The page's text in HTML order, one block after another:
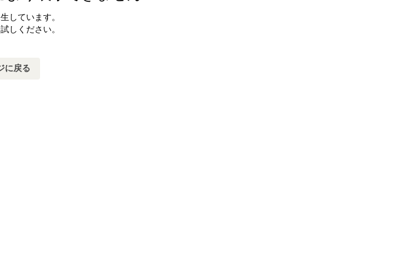
しています。
しください。
に戻る